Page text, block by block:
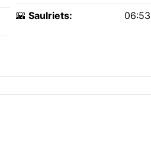
🌇 Saulriets: